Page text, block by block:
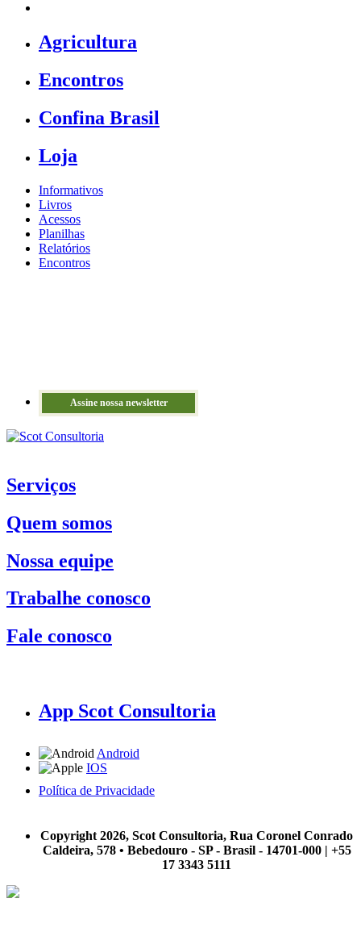
Agricultura
Encontros
Confina Brasil
Loja
Informativos
Livros
Acessos
Planilhas
Relatórios
Encontros
Assine nossa newsletter
Serviços
Quem somos
Nossa equipe
Trabalhe conosco
Fale conosco
App Scot Consultoria
Android
IOS
Política de Privacidade
Copyright 2026, Scot Consultoria, Rua Coronel Conrado
Caldeira, 578 • Bebedouro - SP - Brasil - 14701-000 | +55
17 3343 5111